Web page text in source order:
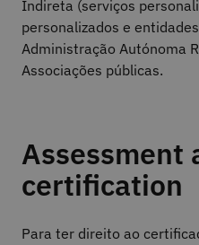
Indireta (serviços
personalizados e
Administração Autónoma
Associações públicas.
Assessment
certification
Para ter direito ao